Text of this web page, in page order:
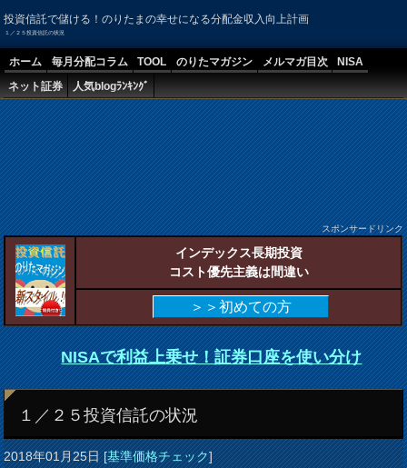
投資信託で儲ける！のりたまの幸せになる分配金収入向上計画
１／２５投資信託の状況
ホーム 毎月分配コラム TOOL のりたマガジン メルマガ目次
NISA
ネット証券
人気blogﾗﾝｷﾝｸﾞ
スポンサードリンク
インデックス長期投資
コスト優先主義は間違い
＞＞初めての方
NISAで利益上乗せ！証券口座を使い分け
１／２５投資信託の状況
2018年01月25日[基準価格チェック]